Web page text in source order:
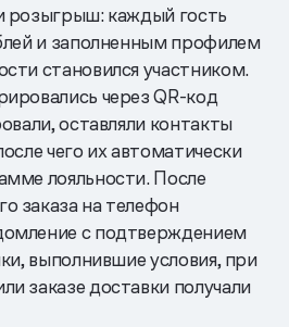
розыгрыш: каждый гость
и заполненным профилем
становился участником.
через QR-код
оставляли контакты
чего их автоматически
лояльности. После
заказа на телефон
с подтверждением
выполнившие условия, при
заказе доставки получали